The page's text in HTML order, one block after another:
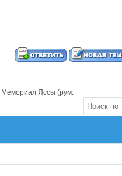
Мемориал Яссы (рум.